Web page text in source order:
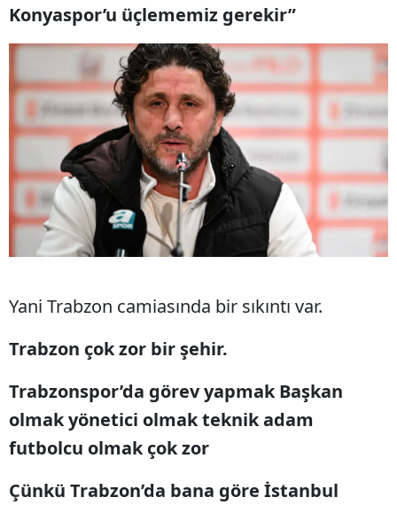
Kırşehir
Kocaeli
Konya
Kütahya
Manisa
Kahramanmaraş
Muğla
Niğde
Rize
Konyaspor’u üçlememiz gerekir”
Yani Trabzon camiasında bir sıkıntı var.
Trabzon çok zor bir şehir.
Trabzonspor’da görev yapmak Başkan
olmak yönetici olmak teknik adam
futbolcu olmak çok zor
Çünkü Trabzon’da bana göre İstanbul